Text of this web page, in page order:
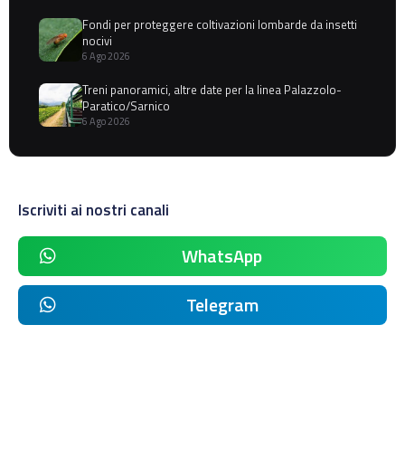
Fondi per proteggere coltivazioni lombarde da insetti
nocivi
6 Ago 2026
Treni panoramici, altre date per la linea Palazzolo-
Paratico/Sarnico
6 Ago 2026
Iscriviti ai nostri canali
WhatsApp
Telegram